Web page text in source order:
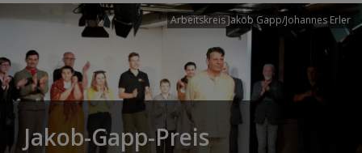
Arbeitskreis Jakob Gapp/Johannes Erler
Jakob-Gapp-Preis